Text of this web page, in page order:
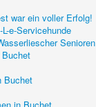
war ein voller Erfolg!
e-Servicehunde
Senioren
Buchet
in Buchet